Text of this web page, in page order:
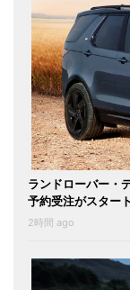
ランドローバー・
予約受注がスタート
2時間 ago